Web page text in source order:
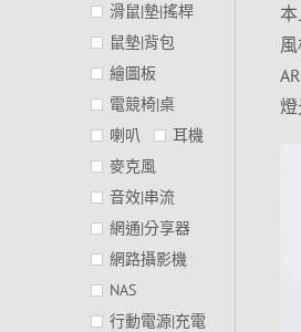
滑鼠|墊|搖桿
鼠墊|背包
繪圖板
電競椅|桌
喇叭
耳機
麥克風
音效|串流
網通|分享器
網路攝影機
NAS
行動電源|充電